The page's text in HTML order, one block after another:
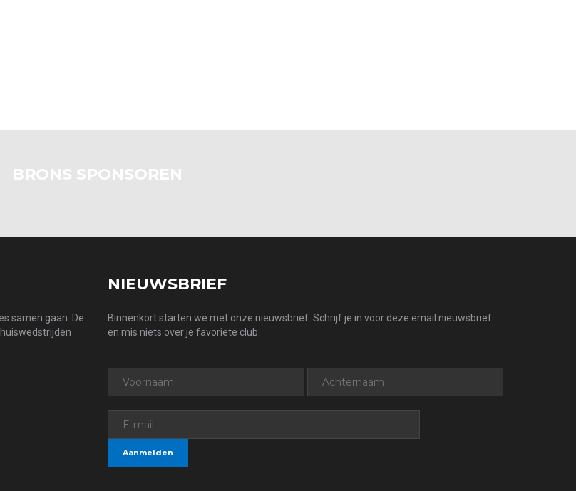
BRONS SPONSOREN
samen gaan. De
NIEUWSBRIEF
Binnenkort starten we met onze nieuwsbrief. Schrijf je in voor deze email nieuwsbrief
en mis niets over je favoriete club.